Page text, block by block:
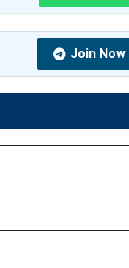
Join Now